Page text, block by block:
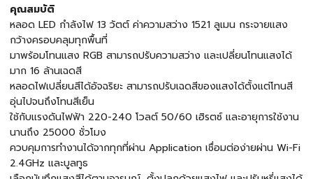
คุณสมบัติ
หลอด LED กำลังไฟ 13 วัตต์ ค่าความสว่าง 1521 ลูเมน กระจายแสง
กว้างครอบคลุมทุกพื้นที่
มาพร้อมโทนแสง RGB สามารถปรับความสว่าง และเปลี่ยนโทนแสงได้
มาก 16 ล้านเฉดสี
หลอดไฟเปลี่ยนสีได้อัจฉริยะ สามารถปรับเฉดสีของแสงได้ตั้งแต่โทนสี
อุ่นไปจนถึงโทนสีเย็น
ใช้กับแรงดันไฟฟ้า 220-240 โวลต์ 50/60 เฮิรตซ์ และอายุการใช้งาน
นานถึง 25000 ชั่วโมง
ควบคุมการทำงานได้จากทุกที่ผ่าน Application เชื่อมต่อง่ายผ่าน Wi-Fi
2.4GHz และบูลทูธ